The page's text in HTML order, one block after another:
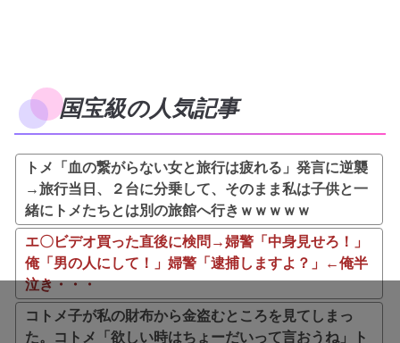
国宝級の人気記事
トメ「血の繋がらない女と旅行は疲れる」発言に逆襲
→旅行当日、２台に分乗して、そのまま私は子供と一
緒にトメたちとは別の旅館へ行きｗｗｗｗｗ
エ〇ビデオ買った直後に検問→婦警「中身見せろ！」
俺「男の人にして！」婦警「逮捕しますよ？」←俺半
泣き・・・
コトメ子が私の財布から金盗むところを見てしまっ
た。コトメ「欲しい時はちょーだいって言おうね」ト